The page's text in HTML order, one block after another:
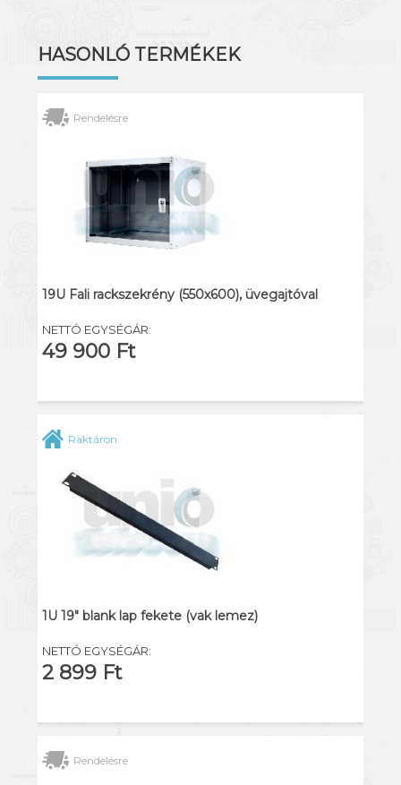
HASONLÓ TERMÉKEK
Rendelésre
19U Fali rackszekrény (550x600), üvegajtóval
NETTÓ EGYSÉGÁR:
49 900 Ft
Raktáron
1U 19" blank lap fekete (vak lemez)
NETTÓ EGYSÉGÁR:
2 899 Ft
Rendelésre